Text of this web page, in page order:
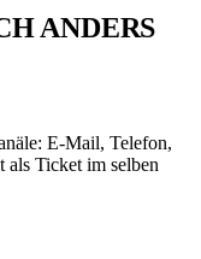
ANDERS
E-Mail, Telefon,
Ticket im selben